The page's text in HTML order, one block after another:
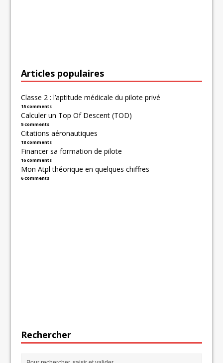
Articles populaires
Classe 2 : l’aptitude médicale du pilote privé
15 comments
Calculer un Top Of Descent (TOD)
5 comments
Citations aéronautiques
18 comments
Financer sa formation de pilote
16 comments
Mon Atpl théorique en quelques chiffres
6 comments
Rechercher